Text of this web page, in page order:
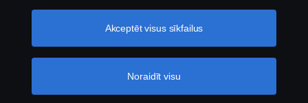
Noraidīt visu
Akceptēt visus sīkfailus